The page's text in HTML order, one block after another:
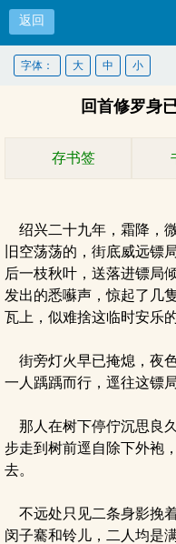
返回
字体： 大 中 小
回首修罗身
存书签
绍兴二十九年，霜降，
旧空荡荡的，街底威远镖
后一枝秋叶，送落进镖局
发出的悉囌声，惊起了几
瓦上，似难捨这临时安乐的
街旁灯火早已掩熄，夜
一人踽踽而行，逕往这镖
那人在树下停佇沉思良
步走到树前逕自除下外袍
去。
不远处只见二条身影挽
闵子騫和铃儿，二人均是